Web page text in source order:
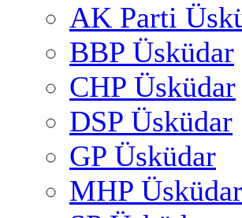
AK Parti
BBP Üsküdar
CHP Üsküdar
DSP Üsküdar
GP Üsküdar
MHP Üsküdar